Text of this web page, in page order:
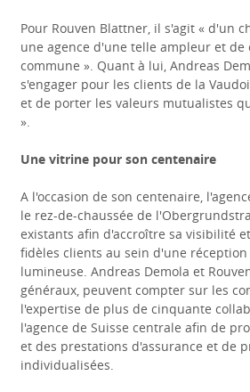
Pour Rouven Blattner, il s'agit « d'un
une agence d'une telle ampleur et
commune ». Quant à lui, Andreas
s'engager pour les clients de la
et de porter les valeurs mutualistes
».
Une vitrine pour son centenaire
A l'occasion de son centenaire,
le rez-de-chaussée de
existants afin d'accroître sa visibilité
fidèles clients au sein d'une
lumineuse. Andreas Demola et
généraux, peuvent compter sur les
l'expertise de plus de cinquante
l'agence de Suisse centrale afin de
et des prestations d'assurance et de
individualisées.